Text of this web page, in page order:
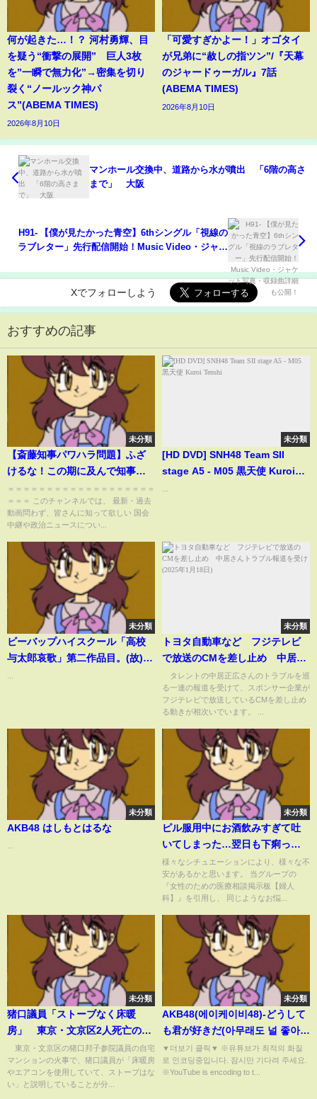
何が起きた…！？ 河村勇輝、目
を疑う“衝撃の展開” 巨人3枚
を”一瞬で無力化”→密集を切り
裂く“ノールック神パ
ス”(ABEMA TIMES)
2026年8月10日
「可愛すぎかよー！」オゴタイ
が兄弟に“赦しの指ツン”/『天幕
のジャードゥーガル』7話
(ABEMA TIMES)
2026年8月10日
マンホール交換中、道路から水が噴出 「6階の高さ
まで」 大阪
H91- 【僕が見たかった青空】6thシングル「視線の
ラブレター」先行配信開始！Music Video・ジャケ
Xでフォローしよう
おすすめの記事
未分類
【斎藤知事パワハラ問題】ふざ
けるな！この期に及んで知事を
かばい続ける維新の会と、まる
で他人事のように「県政を進め
る」としか言わない斎藤知事の
＝＝＝＝＝＝＝＝＝＝＝＝＝＝＝＝＝＝＝
＝＝＝ このチャンネルでは、 最新・過去
動画問わず、皆さんに知って欲しい 国会
中継や政治ニュースについ...
未分類
[HD DVD] SNH48 Team SII
stage A5 - M05 黒天使 Kuroi
未分類
ビーバップハイスクール「高校
与太郎哀歌」第二作品目。(故)石
未分類
トヨタ自動車など フジテレビ
で放送のCMを差し止め 中居さ
んトラブル報道を受け(2025年1
月18日)
タレントの中居正広さんのトラブルを巡
る一連の報道を受けて、スポンサー企業が
フジテレビで放送しているCMを差し止め
る動きが相次いでいます。 ...
未分類
AKB48 はしもとはるな
未分類
ピル服用中にお酒飲みすぎて吐
いてしまった…翌日も下痢っぽ
い…避妊効果は大丈夫？｜｜
GYN Medical group【池袋クリ
ニック・渋谷文化村通りレディ
様々なシチュエーションにより、様々な不
安があるかと思います。 当グループの
『女性のための医療相談掲示板【婦人
科】』を引用し、 同じようなお悩...
未分類
猪口議員「ストーブなく床暖
房」 東京・文京区2人死亡のマ
ンション火災(2024年11月29日)
東京・文京区の猪口邦子参院議員の自宅
マンションの火事で、猪口議員が「床暖房
やエアコンを使用していて、ストーブはな
い」と説明していることが分...
未分類
AKB48(에이케이비48)-どうして
も君が好きだ(아무래도 널 좋아
해)교차편집(stage mix)ㅣBy 위
즈아이[WIz*Eyez]
▼더보기 클릭▼ ※유튜브가 최적의 화질
로 인코딩중입니다. 잠시만 기다려 주세요.
※YouTube is encoding to t...